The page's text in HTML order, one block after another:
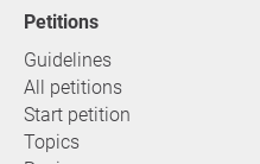
Petitions
Guidelines
All petitions
Start petition
Topics